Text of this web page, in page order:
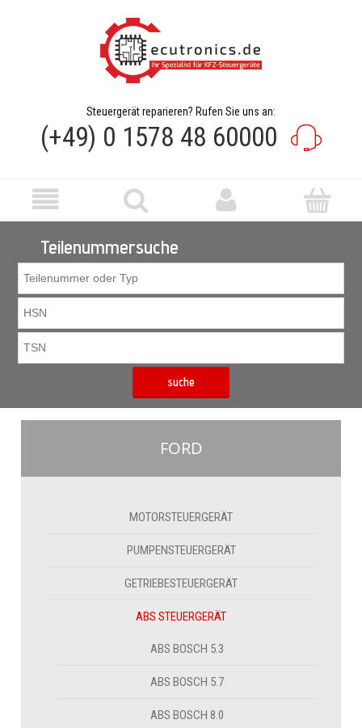
Steuergerät reparieren? Rufen Sie uns an:
(+49) 0 1578 48 60000
Teilenummersuche
suche
FORD
MOTORSTEUERGERÄT
PUMPENSTEUERGERÄT
GETRIEBESTEUERGERÄT
ABS STEUERGERÄT
ABS BOSCH 5.3
ABS BOSCH 5.7
ABS BOSCH 8.0